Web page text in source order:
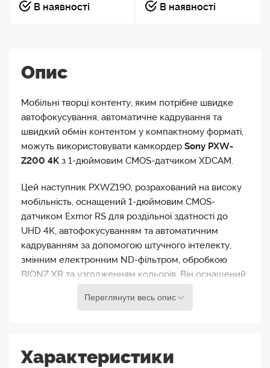
В наявності В наявності
Опис
Мобільні творці контенту, яким потрібне швидке
автофокусування, автоматичне кадрування та
швидкий обмін контентом у компактному форматі,
можуть використовувати камкордер Sony PXW-
Z200 4K з 1-дюймовим CMOS-датчиком XDCAM.
Цей наступник PXWZ190, розрахований на високу
мобільність, оснащений 1-дюймовим CMOS-
датчиком Exmor RS для роздільної здатності до
UHD 4K, автофокусуванням та автоматичним
кадруванням за допомогою штучного інтелекту,
змінним електронним ND-фільтром, обробкою
BIONZ XR та узгодженням кольорів. Він оснащений
вбудований дводіапазонний Wi-Fi 2,4/5 ГГц та
щоб переглянути відзнятий матеріал за допомогою
Переглянути весь опис
Характеристики